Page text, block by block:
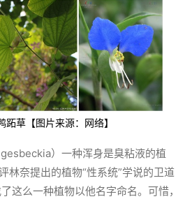
跖草【图片来源：网络】
）一种浑身是臭粘液的植
林奈提出的植物“性系统”学说的卫道
这么一种植物以他名字命名。可惜，